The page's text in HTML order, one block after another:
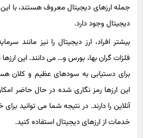
دیجیتال وجود دارد.
بیشتر افراد، ارز دیجیتال را نیز مانند
فلزات گران بها، بورس و… می دانند. این
برای دستیابی به سودهای عظیم و کلان
این ارزها رمز نگاری شده در حال حاضر
آنلاین را دارند. در نتیجه شما می توانید
خدمات از ارزهای دیجیتال استفاده کنید.
آموزش ارز دیجیتال بیت کوین